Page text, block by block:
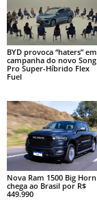
BYD provoca “haters” em
campanha do novo Song
Pro Super-Híbrido Flex
Fuel
Nova Ram 1500 Big Horn
chega ao Brasil por R$
449.990